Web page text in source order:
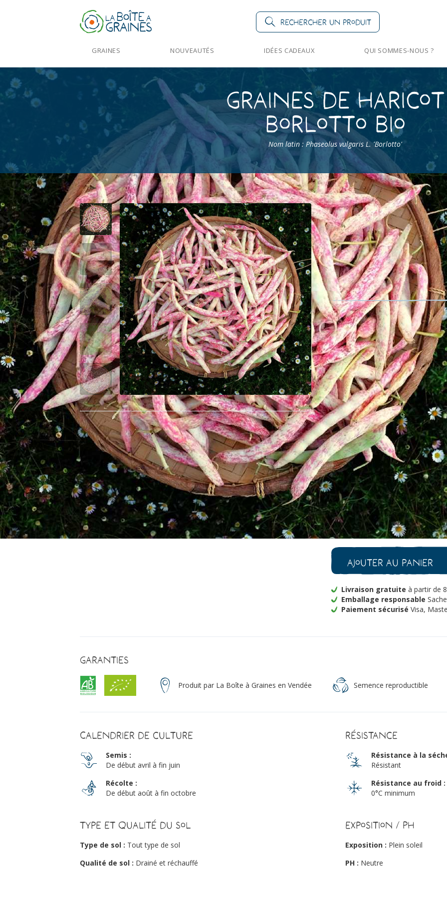
Rechercher un produit
GRAINES NOUVEAUTÉS IDÉES CADEAUX QUI SOMMES-NOUS ?
Graines de Haricot
Borlotto Bio
Nom latin : Phaseolus vulgaris L. 'Borlotto'
Accueil > Produits > Graines Légumes > Haricot Borlotto Bio
Haricot
Nom latin : Phaseolus vulgaris L.
Fruit comestible, graine
Cette variété de haricot Borlotto,
gousses sont plates et droites.
12 cm en longueur et renferment 5
grains, à maturité, deviennent
En Italie, il est consommé en
consommer en demi-sec.
Description détaillée
Conditionnement : 100 grammes
Minimum de graines par sachet :
Surface couverte : 16 mètres
- 1 +
quantité
de
Haricot
Borlotto
Bio
Je veux
Ajouter au panier
Livraison gratuite à partir de
Emballage responsable
Paiement sécurisé Visa,
Garanties
Produit par La Boîte à Graines en Vendée Semence reproductible
Calendrier de culture
Semis :
De début avril à fin juin
Récolte :
De début août à fin octobre
Résistance
Résistance à la
Résistant
Résistance au froid :
0°C minimum
Type et qualité du sol
Type de sol : Tout type de sol
Qualité de sol : Drainé et réchauffé
Exposition / PH
Exposition : Plein soleil
PH : Neutre